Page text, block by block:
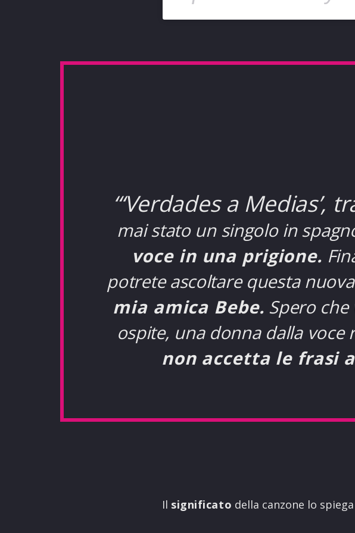
“‘Verdades a Medias’,
mai stato un singolo in
voce in una prigione.
potrete ascoltare questa
mia amica Bebe. Spero
ospite, una donna dalla voce
non accetta le frasi
Il significato della canzone lo